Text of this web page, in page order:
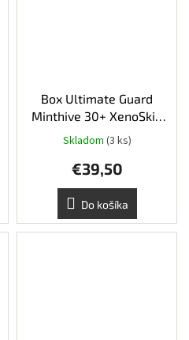
Box Ultimate Guard
Minthive 30+ XenoSkin
Red
Skladom (3 ks)
€39,50
Do košíka